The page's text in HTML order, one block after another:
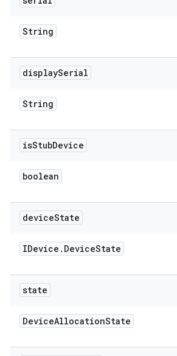
String
displaySerial
String
isStubDevice
boolean
deviceState
IDevice . DeviceState
state
DeviceAllocationState